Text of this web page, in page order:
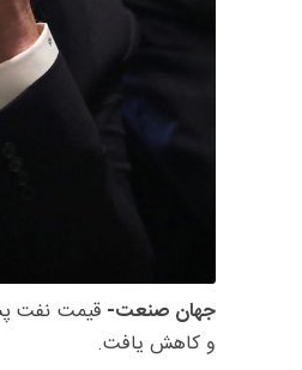
جهان صنعت- قیمت نفت
و کاهش یافت.